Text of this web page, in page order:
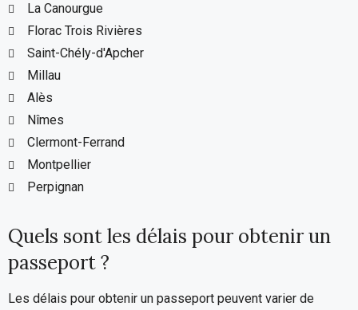
La Canourgue
Florac Trois Rivières
Saint-Chély-d'Apcher
Millau
Alès
Nîmes
Clermont-Ferrand
Montpellier
Perpignan
Quels sont les délais pour obtenir un
passeport ?
Les délais pour obtenir un passeport peuvent varier de